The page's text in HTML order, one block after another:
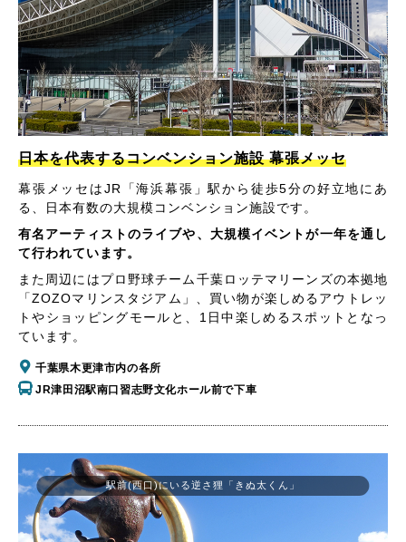
日本を代表するコンベンション施設 幕張メッセ
幕張メッセはJR「海浜幕張」駅から徒歩5分の好立地にあ
る、日本有数の大規模コンベンション施設です。
有名アーティストのライブや、大規模イベントが一年を通し
て行われています。
また周辺にはプロ野球チーム千葉ロッテマリーンズの本拠地
「ZOZOマリンスタジアム」、買い物が楽しめるアウトレッ
トやショッピングモールと、1日中楽しめるスポットとなっ
ています。
千葉県木更津市内の各所
JR津田沼駅南口習志野文化ホール前で下車
駅前(西口)にいる逆さ狸「きぬ太くん」